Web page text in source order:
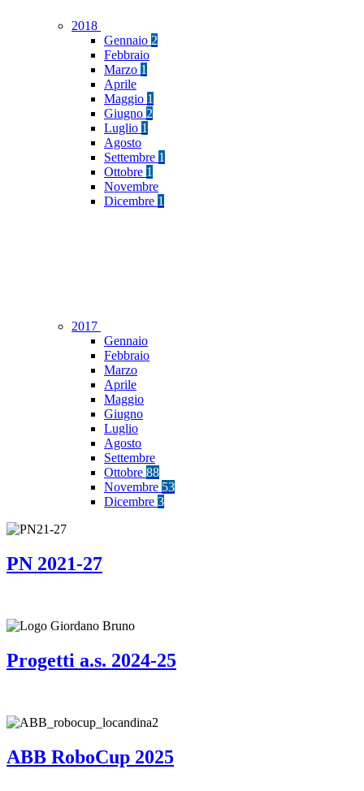
2018
Gennaio 2
Febbraio
Marzo 1
Aprile
Maggio 1
Giugno 2
Luglio 1
Agosto
Settembre 1
Ottobre 1
Novembre
Dicembre 1
2017
Gennaio
Febbraio
Marzo
Aprile
Maggio
Giugno
Luglio
Agosto
Settembre
Ottobre 88
Novembre 53
Dicembre 3
PN 2021-27
Progetti a.s. 2024-25
ABB RoboCup 2025